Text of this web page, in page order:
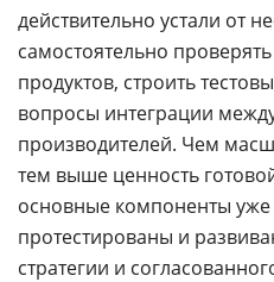
действительно устали от
самостоятельно
продуктов, строить
вопросы интеграции
производителей. Чем
тем выше ценность
основные компоненты
протестированы и
стратегии и